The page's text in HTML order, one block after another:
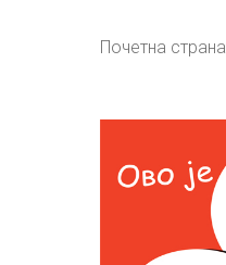
Почетна страна